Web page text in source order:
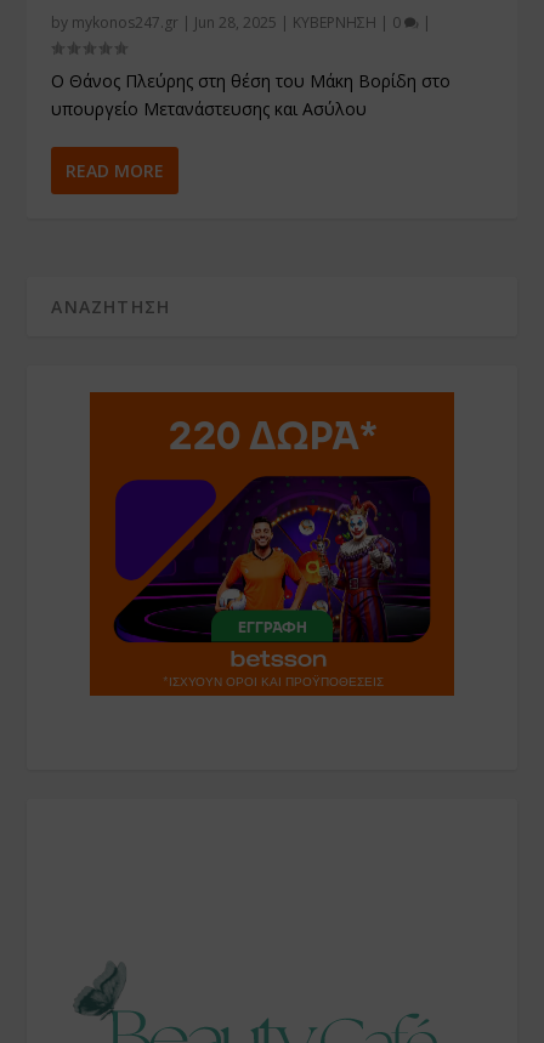
by mykonos247.gr | Jun 28, 2025 | ΚΥΒΕΡΝΗΣΗ | 0 |
Ο Θάνος Πλεύρης στη θέση του Μάκη Βορίδη στο
υπουργείο Μετανάστευσης και Ασύλου
READ MORE